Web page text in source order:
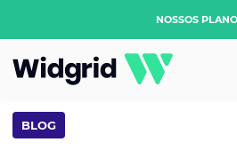
NOSSOS
BLOG